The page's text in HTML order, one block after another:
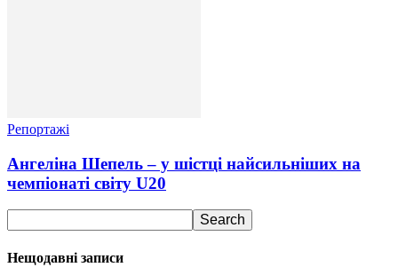
Репортажі
Ангеліна Шепель – у шістці найсильніших на
чемпіонаті світу U20
Нещодавні записи